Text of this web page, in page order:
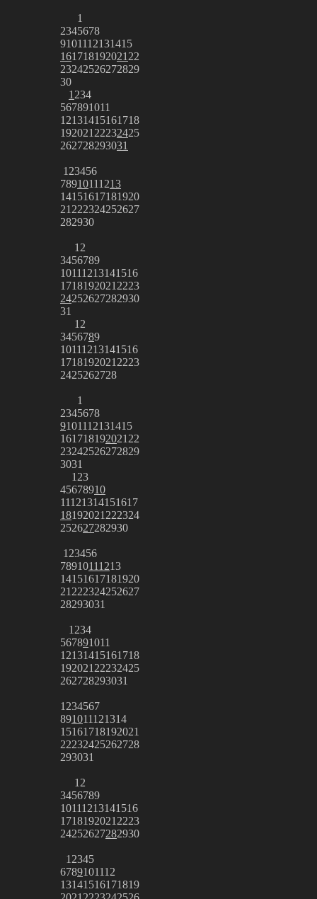
1
2345678
9101112131415
161718192021 22
23242526272829
30
1 234
567891011
12131415161718
192021 22232425
262728293031
1 23456
78910111213
14151617181920
21 222324252627
282930
1 2
3456789
10111213141516
1718192021 2223
24252627282930
31
1 2
3456789
10111213141516
1718192021 2223
2425262728
1
2345678
9101112131415
161718192021 22
23242526272829
3031
1 23
45678910
11121314151617
18192021 222324
252627282930
1 23456
78910111213
14151617181920
21 222324252627
28293031
1 234
567891011
12131415161718
192021 22232425
262728293031
1 234567
891011121314
15161718192021
22232425262728
293031
1 2
3456789
10111213141516
1718192021 2223
24252627282930
1 2345
6789101112
13141516171819